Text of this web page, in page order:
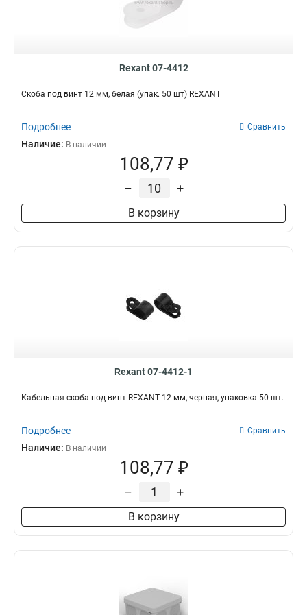
Rexant 07-4412
Скоба под винт 12 мм, белая (упак. 50 шт) REXANT
Подробнее Сравнить
Наличие: В наличии
108,77 ₽
– +
В корзину
Rexant 07-4412-1
Кабельная скоба под винт REXANT 12 мм, черная, упаковка 50 шт.
Подробнее Сравнить
Наличие: В наличии
108,77 ₽
– +
В корзину